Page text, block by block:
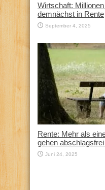
Wirtschaft:
demnächst in Rente
September 4, 2025
Rente: Mehr als
gehen
Juni 24, 2025